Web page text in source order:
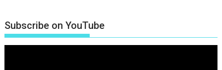
Subscribe on YouTube